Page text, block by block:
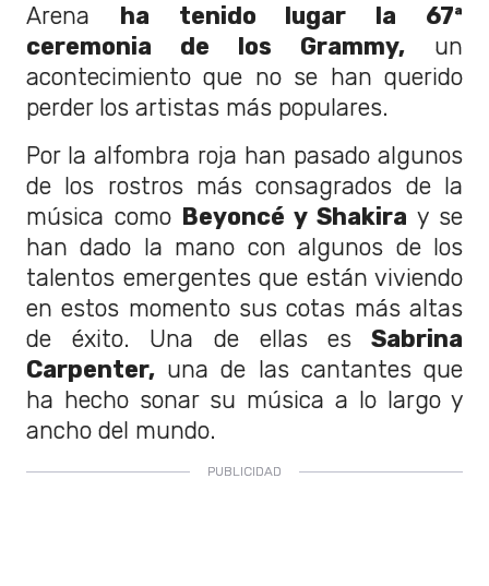
Arena ha tenido lugar la 67ª
ceremonia de los Grammy, un
acontecimiento que no se han querido
perder los artistas más populares.
Por la alfombra roja han pasado algunos
de los rostros más consagrados de la
música como Beyoncé y Shakira y se
han dado la mano con algunos de los
talentos emergentes que están viviendo
en estos momento sus cotas más altas
de éxito. Una de ellas es Sabrina
Carpenter, una de las cantantes que
ha hecho sonar su música a lo largo y
ancho del mundo.